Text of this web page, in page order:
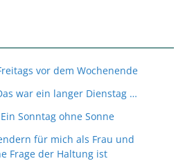
vor dem Wochenende
war ein langer Dienstag …
Sonntag ohne Sonne
für mich als Frau und
Frage der Haltung ist